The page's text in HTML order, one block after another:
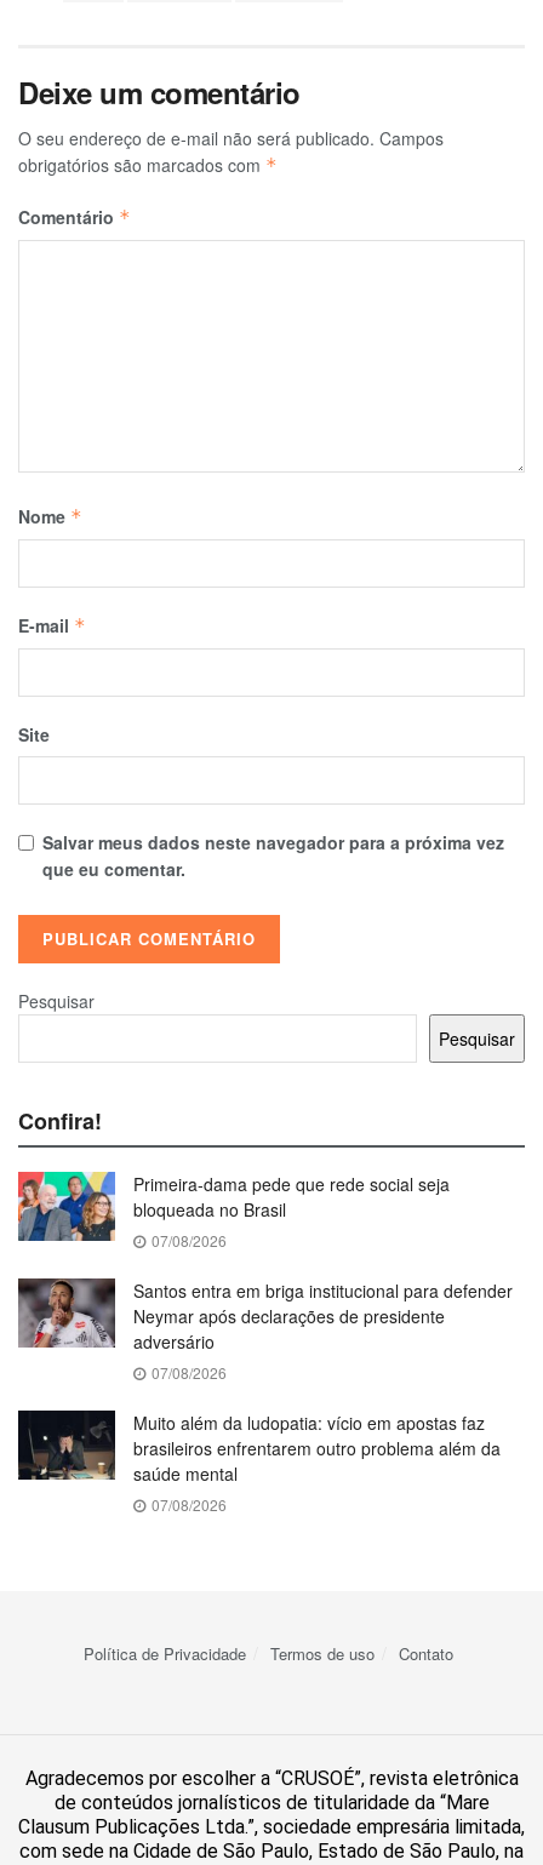
Deixe um comentário
O seu endereço de e-mail não será publicado. Campos
obrigatórios são marcados com *
Comentário *
Nome *
E-mail *
Site
Salvar meus dados neste navegador para a próxima vez
que eu comentar.
Pesquisar
Pesquisar
Confira!
Primeira-dama pede que rede social seja
bloqueada no Brasil
07/08/2026
Santos entra em briga institucional para defender
Neymar após declarações de presidente
adversário
07/08/2026
Muito além da ludopatia: vício em apostas faz
brasileiros enfrentarem outro problema além da
saúde mental
07/08/2026
Política de Privacidade Termos de uso Contato
Agradecemos por escolher a “CRUSOÉ”, revista eletrônica
de conteúdos jornalísticos de titularidade da “Mare
Clausum Publicações Ltda.”, sociedade empresária limitada,
com sede na Cidade de São Paulo, Estado de São Paulo, na